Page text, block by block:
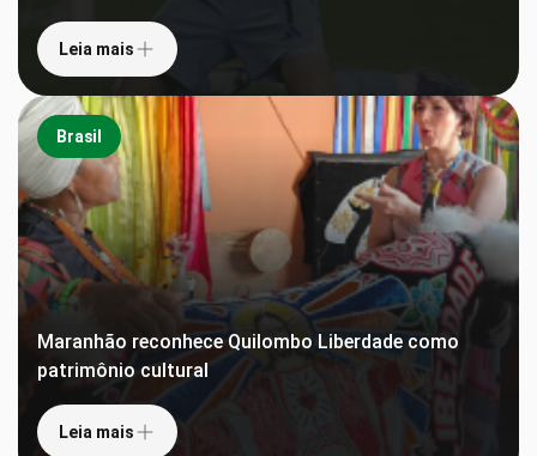
Leia mais
Brasil
Maranhão reconhece Quilombo Liberdade como
patrimônio cultural
Leia mais